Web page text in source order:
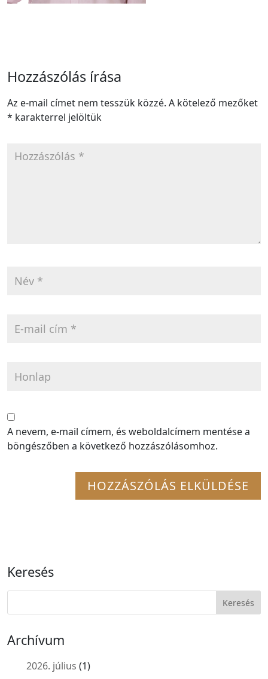
Hozzászólás írása
Az e-mail címet nem tesszük közzé. A kötelező mezőket
* karakterrel jelöltük
A nevem, e-mail címem, és weboldalcímem mentése a
böngészőben a következő hozzászólásomhoz.
Keresés
Archívum
2026. július (1)